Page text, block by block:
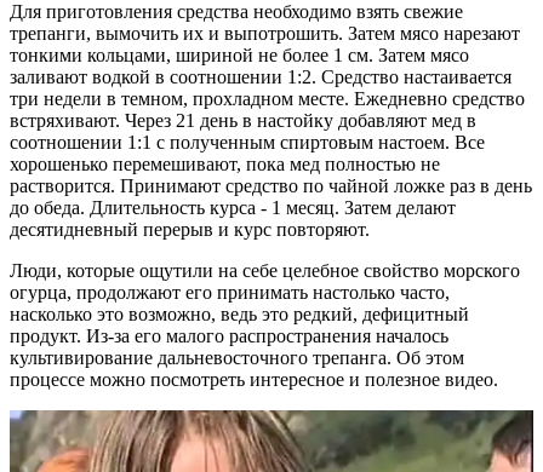
Для приготовления средства необходимо взять свежие
трепанги, вымочить их и выпотрошить. Затем мясо нарезают
тонкими кольцами, шириной не более 1 см. Затем мясо
заливают водкой в соотношении 1:2. Средство настаивается
три недели в темном, прохладном месте. Ежедневно средство
встряхивают. Через 21 день в настойку добавляют мед в
соотношении 1:1 с полученным спиртовым настоем. Все
хорошенько перемешивают, пока мед полностью не
растворится. Принимают средство по чайной ложке раз в день
до обеда. Длительность курса - 1 месяц. Затем делают
десятидневный перерыв и курс повторяют.
Люди, которые ощутили на себе целебное свойство морского
огурца, продолжают его принимать настолько часто,
насколько это возможно, ведь это редкий, дефицитный
продукт. Из-за его малого распространения началось
культивирование дальневосточного трепанга. Об этом
процессе можно посмотреть интересное и полезное видео.